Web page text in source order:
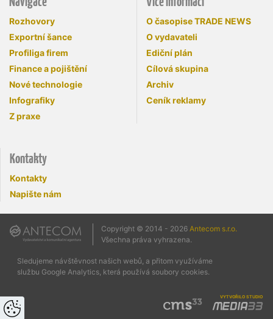
Rozhovory
Exportní šance
Profiliga firem
Finance a pojištění
Nové technologie
Infografiky
Z praxe
O časopise TRADE NEWS
O vydavateli
Ediční plán
Cílová skupina
Archiv
Ceník reklamy
Kontakty
Kontakty
Napište nám
Copyright © 2014 - 2026 Antecom s.r.o.
Všechna práva vyhrazena.
Sledujeme návštěvnost našich webů, a přitom využíváme
službu Google Analytics, která používá soubory cookies.
vytvořilo studio